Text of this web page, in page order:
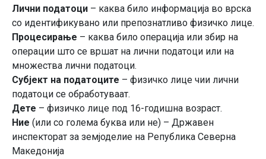
Лични податоци – каква било информација во врска
со идентификувано или препознатливо физичко лице.
Процесирање – каква било операција или збир на
операции што се вршат на лични податоци или на
множества лични податоци.
Субјект на податоците – физичко лице чии лични
податоци се обработуваат.
Дете – физичко лице под 16-годишна возраст.
Ние (или со голема буква или не) – Државен
инспекторат за земјоделие на Република Северна
Македонија